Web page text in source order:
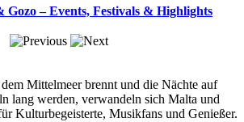
Gozo – Events, Festivals & Highlights
Mittelmeer brennt und die Nächte auf
lang werden, verwandeln sich Malta und
Kulturbegeisterte, Musikfans und Genießer.